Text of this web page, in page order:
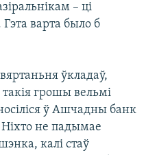
– ці
варта было б
ўкладаў,
грошы вельмі
ў Ашчадны банк
не падымае
калі стаў